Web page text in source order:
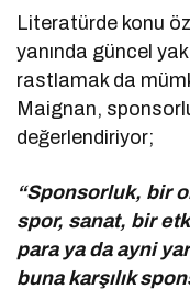
Literatürde konu
yanında güncel
rastlamak da
Maignan,
değerlendiriyor;
“Sponsorluk, bir
spor, sanat, bir
para ya da ayni
buna karşılık